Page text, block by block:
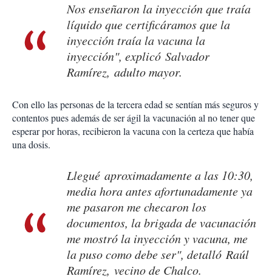
Nos enseñaron la inyección que traía
líquido que certificáramos que la
inyección traía la vacuna la
inyección", explicó Salvador
Ramírez, adulto mayor.
Con ello las personas de la tercera edad se sentían más seguros y
contentos pues además de ser ágil la vacunación al no tener que
esperar por horas, recibieron la vacuna con la certeza que había
una dosis.
Llegué aproximadamente a las 10:30,
media hora antes afortunadamente ya
me pasaron me checaron los
documentos, la brigada de vacunación
me mostró la inyección y vacuna, me
la puso como debe ser", detalló Raúl
Ramírez, vecino de Chalco.